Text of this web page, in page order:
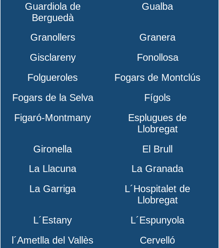
Guardiola de
Berguedà
Gualba
Granollers
Granera
Gisclareny
Fonollosa
Folgueroles
Fogars de Montclús
Fogars de la Selva
Fígols
Figaró-Montmany
Esplugues de
Llobregat
Gironella
El Brull
La Llacuna
La Granada
La Garriga
L´Hospitalet de
Llobregat
L´Estany
L´Espunyola
l´Ametlla del Vallès
Cervelló